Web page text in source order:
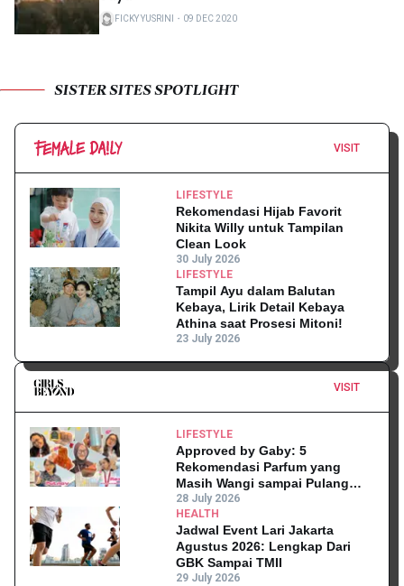
FICKY YUSRINI ・ 09 DEC 2020
SISTER SITES SPOTLIGHT
VISIT
LIFESTYLE
Rekomendasi Hijab Favorit
Nikita Willy untuk Tampilan
Clean Look
30 July 2026
LIFESTYLE
Tampil Ayu dalam Balutan
Kebaya, Lirik Detail Kebaya
Athina saat Prosesi Mitoni!
23 July 2026
VISIT
LIFESTYLE
Approved by Gaby: 5
Rekomendasi Parfum yang
Masih Wangi sampai Pulang
Kantor
28 July 2026
HEALTH
Jadwal Event Lari Jakarta
Agustus 2026: Lengkap Dari
GBK Sampai TMII
29 July 2026